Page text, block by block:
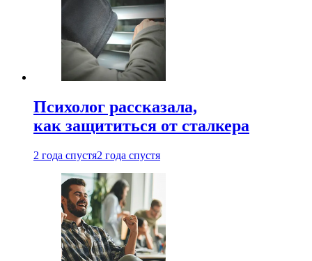
Психолог рассказала,
как защититься от сталкера
2 года спустя2 года спустя